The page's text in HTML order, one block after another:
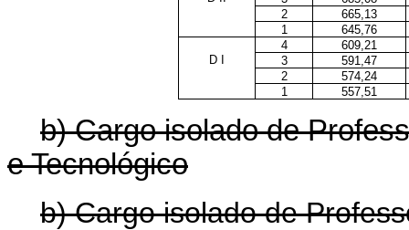
2
665,13
1
645,76
4
609,21
D I
3
591,47
2
574,24
1
557,51
b) Cargo isolado de
e Tecnológico
b) Cargo isolado de